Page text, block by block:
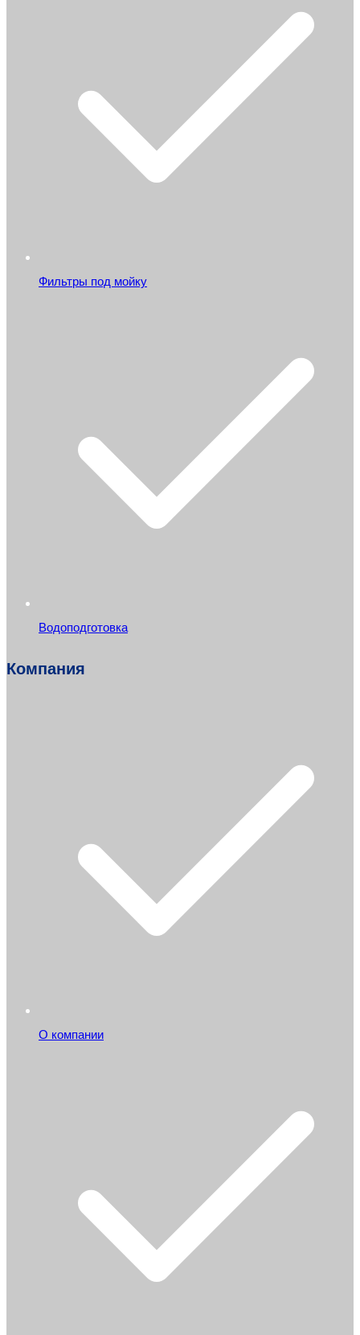
Фильтры под мойку
Водоподготовка
Компания
О компании